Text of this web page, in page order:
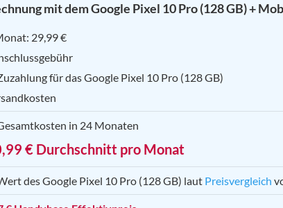
mit dem Google Pixel 10 Pro (128 GB) +
29,99 €
für das Google Pixel 10 Pro (128 GB)
in 24 Monaten
€ Durchschnitt pro Monat
des Google Pixel 10 Pro (128 GB) laut Preisvergleich